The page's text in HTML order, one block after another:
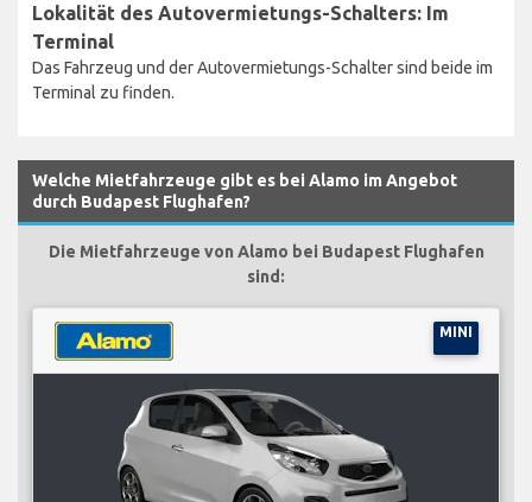
Lokalität des Autovermietungs-Schalters: Im
Terminal
Das Fahrzeug und der Autovermietungs-Schalter sind beide im
Terminal zu finden.
Welche Mietfahrzeuge gibt es bei Alamo im Angebot
durch Budapest Flughafen?
Die Mietfahrzeuge von Alamo bei Budapest Flughafen
sind:
MINI